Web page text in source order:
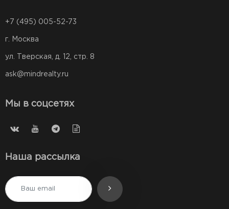
+7 (495) 005-52-73
г. Москва
ул. Тверская, д. 12, стр. 8
ask@mindrealty.ru
Мы в соцсетях
Наша рассылка